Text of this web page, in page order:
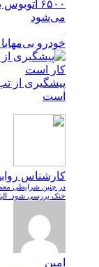
۶۵۰۰
می‌شود
خودرو
پیشگیری از
است
کارشناس
در چنین شرایطی
خنک بررسی شود.
امین